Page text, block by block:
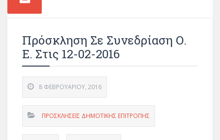
Πρόσκληση Σε Συνεδρίαση Ο.
Ε. Στις 12-02-2016
8 ΦΕΒΡΟΥΑΡΊΟΥ, 2016
ΠΡΟΣΚΛΗΣΕΙΣ ΔΗΜΟΤΙΚΗΣ ΕΠΙΤΡΟΠΗΣ